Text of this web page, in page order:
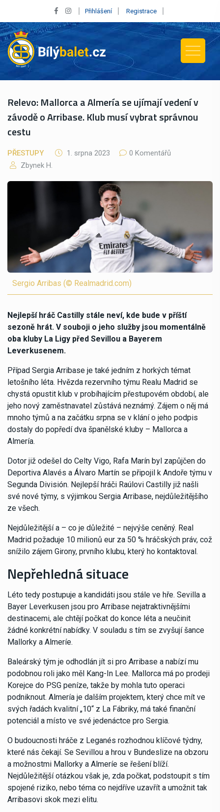
Přihlášení Registrace
Relevo: Mallorca a Almería se ujímají vedení v
závodě o Arribase. Klub musí vybrat správnou
cestu
PŘESTUPY 1. srpna 2023
0 Komentářů
Zbynek H.
Sergio Arribas (© Realmadrid.com)
Nejlepší hráč Castilly stále neví, kde bude v příští
sezoně hrát. V souboji o jeho služby jsou momentálně
oba kluby La Ligy před Sevillou a Bayerem
Leverkusenem.
Případ Sergia Arribase je také jedním z horkých témat
letošního léta. Hvězda rezervního týmu Realu Madrid se
chystá opustit klub v probíhajícím přestupovém období, ale
jeho nový zaměstnavatel zůstává neznámý. Zájem o něj má
mnoho týmů a na začátku srpna se v klání o jeho podpis
dostaly do popředí dva španělské kluby – Mallorca a
Almería.
Dotor již odešel do Celty Vigo, Rafa Marín byl zapůjčen do
Deportiva Alavés a Álvaro Martín se připojil k Andoře týmu v
Segunda División. Nejlepší hráči Raúlovi Castilly již našli
své nové týmy, s výjimkou Sergia Arribase, nejdůležitějšího
ze všech.
Nejdůležitější a – co je důležité – nejvýše ceněný. Real
Madrid požaduje 10 milionů eur za 50 % hráčských práv, což
snížilo zájem Girony, prvního klubu, který ho kontaktoval.
Nepřehledná situace
Léto tedy postupuje a kandidáti jsou stále ve hře. Sevilla a
Bayer Leverkusen jsou pro Arribase nejatraktivnějšími
destinacemi, ale chtějí počkat do konce léta a neučinit
žádné konkrétní nabídky. V souladu s tím se zvyšují šance
Mallorky a Almeríe.
Baleárský tým je odhodlán jít si pro Arribase a nabízí mu
podobnou roli jako měl Kang-In Lee. Mallorca má po prodeji
Korejce do PSG peníze, takže by mohla tuto operaci
podniknout. Almería je dalším projektem, který chce mít ve
svých řadách kvalitní „10“ z La Fábriky, má také finanční
potenciál a místo ve své jedenáctce pro Sergia.
O budoucnosti hráče z Leganés rozhodnou klíčové týdny,
které nás čekají. Se Sevillou a hrou v Bundeslize na obzoru
a možnostmi Mallorky a Almeríe se řešení blíží.
Nejdůležitější otázkou však je, zda počkat, podstoupit s tím
spojené riziko, nebo téma co nejdříve uzavřít a umožnit tak
Arribasovi skok mezi elitu.